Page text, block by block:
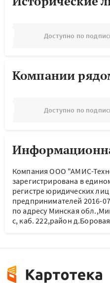
Доступно по
Компании
Доступно по
Компания ООО "АМИС-
зарегистрирована в
регистре юридических
предпринимателей 2016-
по адресу Минская
с, каб. 222,район